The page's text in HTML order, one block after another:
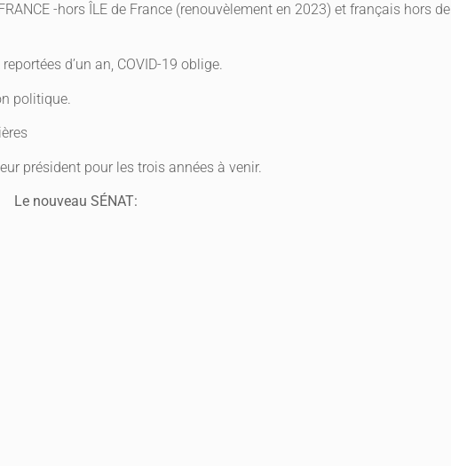
-hors ÎLE de France (renouvèlement en 2023) et français hors de
d’un an, COVID-19 oblige.
politique.
président pour les trois années à venir.
Le nouveau SÉNAT: